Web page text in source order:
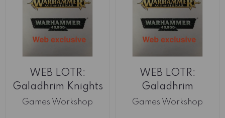
WEB LOTR:
Galadhrim Knights
Games Workshop
WEB LOTR:
Galadhrim
Warriors
Games Workshop